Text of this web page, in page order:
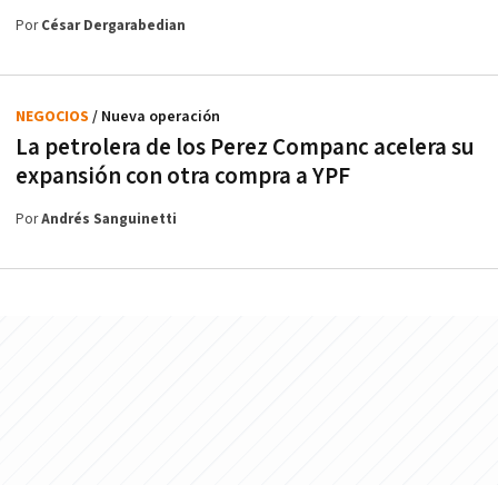
PorCésar Dergarabedian
La petrolera de los Perez Companc acelera su
expansión con otra compra a YPF
NEGOCIOS / Nueva operación
PorAndrés Sanguinetti